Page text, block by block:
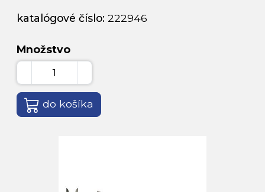
katalógové číslo: 222946
Množstvo
do košíka